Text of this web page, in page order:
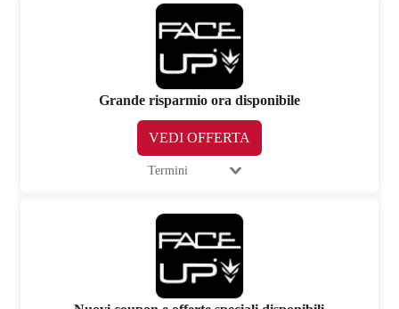
Grande risparmio ora disponibile
VEDI OFFERTA
Termini